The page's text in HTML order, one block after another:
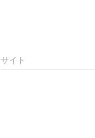
サイト